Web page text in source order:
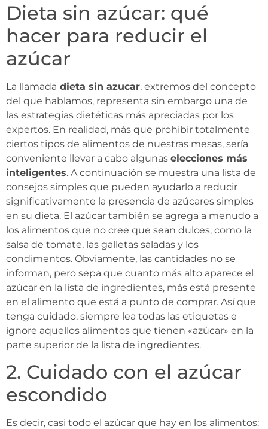
Dieta sin azúcar: qué
hacer para reducir el
azúcar
La llamada dieta sin azucar, extremos del concepto
del que hablamos, representa sin embargo una de
las estrategias dietéticas más apreciadas por los
expertos. En realidad, más que prohibir totalmente
ciertos tipos de alimentos de nuestras mesas, sería
conveniente llevar a cabo algunas elecciones más
inteligentes. A continuación se muestra una lista de
consejos simples que pueden ayudarlo a reducir
significativamente la presencia de azúcares simples
en su dieta. El azúcar también se agrega a menudo a
los alimentos que no cree que sean dulces, como la
salsa de tomate, las galletas saladas y los
condimentos. Obviamente, las cantidades no se
informan, pero sepa que cuanto más alto aparece el
azúcar en la lista de ingredientes, más está presente
en el alimento que está a punto de comprar. Así que
tenga cuidado, siempre lea todas las etiquetas e
ignore aquellos alimentos que tienen «azúcar» en la
parte superior de la lista de ingredientes.
2. Cuidado con el azúcar
escondido
Es decir, casi todo el azúcar que hay en los alimentos: